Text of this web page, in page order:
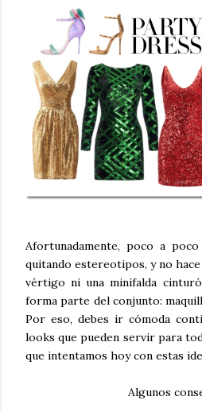
Afortunadamente, poco a
quitando estereotipos, y no
vértigo ni una minifalda
forma parte del conjunto:
Por eso, debes ir cómoda
looks que pueden servir para
que intentamos hoy con estas
Algunos